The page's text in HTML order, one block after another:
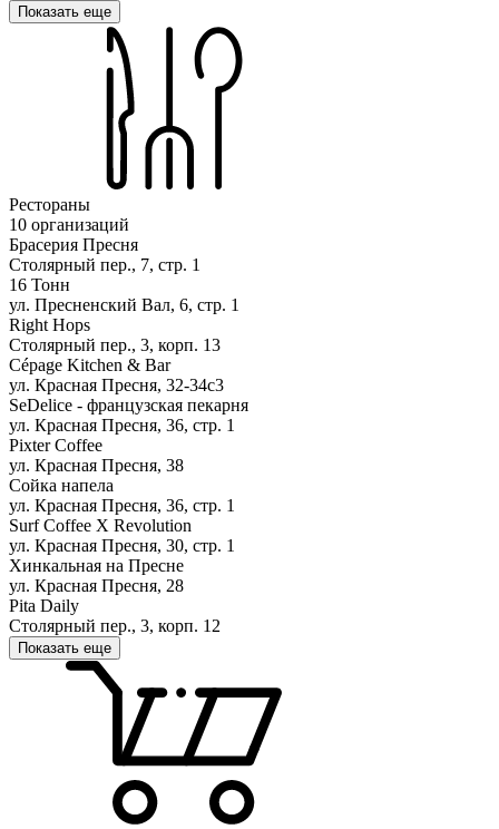
Показать еще
Рестораны
10 организаций
Брасерия Пресня
Столярный пер., 7, стр. 1
16 Тонн
ул. Пресненский Вал, 6, стр. 1
Right Hops
Столярный пер., 3, корп. 13
Cépage Kitchen & Bar
ул. Красная Пресня, 32-34с3
SeDelice - французская пекарня
ул. Красная Пресня, 36, стр. 1
Pixter Coffee
ул. Красная Пресня, 38
Сойка напела
ул. Красная Пресня, 36, стр. 1
Surf Coffee X Revolution
ул. Красная Пресня, 30, стр. 1
Хинкальная на Пресне
ул. Красная Пресня, 28
Pita Daily
Столярный пер., 3, корп. 12
Показать еще